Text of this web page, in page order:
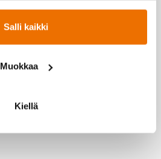
Salli kaikki
Muokkaa
Kiellä